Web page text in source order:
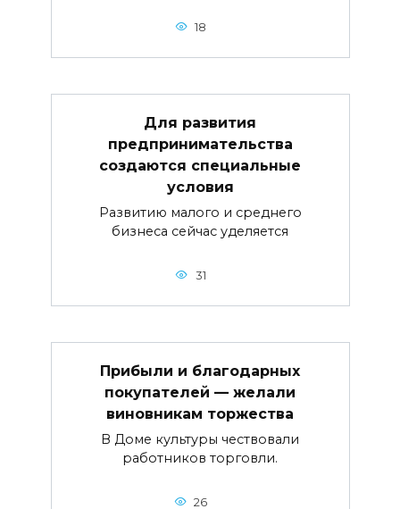
18
Для развития
предпринимательства
создаются специальные
условия
Развитию малого и среднего
бизнеса сейчас уделяется
31
Прибыли и благодарных
покупателей — желали
виновникам торжества
В Доме культуры чествовали
работников торговли.
26